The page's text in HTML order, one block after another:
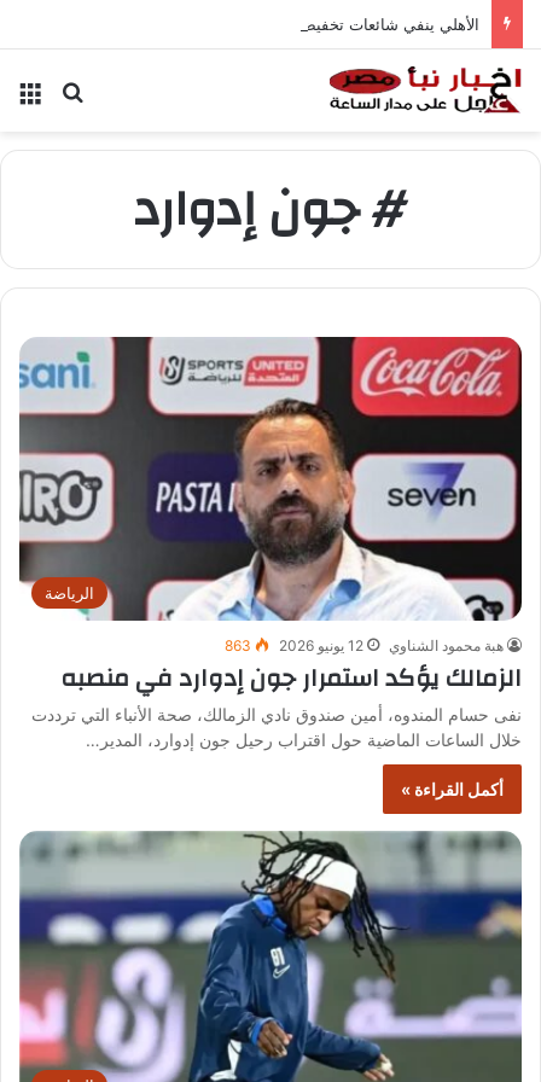
الأهلي ينفي شائعات تخفيض عقود زيزو والشناوي
بحث
# جون إدوارد
الرياضة
هبة محمود الشناوي 12 يونيو 2026 863
الزمالك يؤكد استمرار جون إدوارد في منصبه
نفى حسام المندوه، أمين صندوق نادي الزمالك، صحة الأنباء التي ترددت
خلال الساعات الماضية حول اقتراب رحيل جون إدوارد، المدير…
أكمل القراءة »